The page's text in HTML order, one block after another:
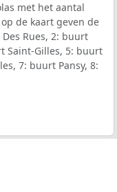
met het aantal
de kaart geven de
Rues, 2: buurt
Saint-Gilles, 5: buurt
7: buurt Pansy, 8: